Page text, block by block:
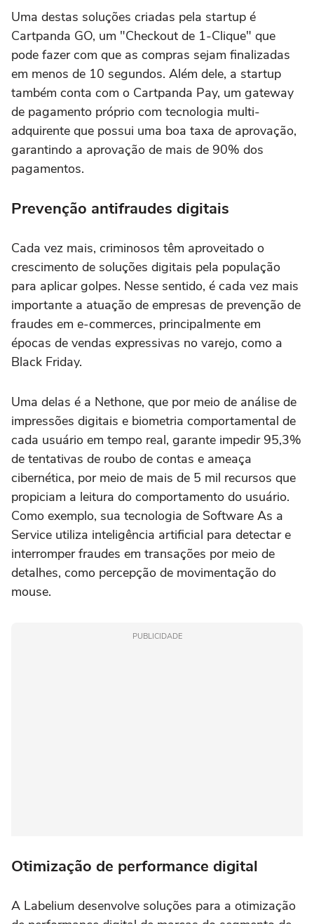
Uma destas soluções criadas pela startup é
Cartpanda GO, um "Checkout de 1-Clique" que
pode fazer com que as compras sejam finalizadas
em menos de 10 segundos. Além dele, a startup
também conta com o Cartpanda Pay, um gateway
de pagamento próprio com tecnologia multi-
adquirente que possui uma boa taxa de aprovação,
garantindo a aprovação de mais de 90% dos
pagamentos.
Prevenção antifraudes digitais
Cada vez mais, criminosos têm aproveitado o
crescimento de soluções digitais pela população
para aplicar golpes. Nesse sentido, é cada vez mais
importante a atuação de empresas de prevenção de
fraudes em e-commerces, principalmente em
épocas de vendas expressivas no varejo, como a
Black Friday.
Uma delas é a Nethone, que por meio de análise de
impressões digitais e biometria comportamental de
cada usuário em tempo real, garante impedir 95,3%
de tentativas de roubo de contas e ameaça
cibernética, por meio de mais de 5 mil recursos que
propiciam a leitura do comportamento do usuário.
Como exemplo, sua tecnologia de Software As a
Service utiliza inteligência artificial para detectar e
interromper fraudes em transações por meio de
detalhes, como percepção de movimentação do
mouse.
PUBLICIDADE
Otimização de performance digital
A Labelium desenvolve soluções para a otimização